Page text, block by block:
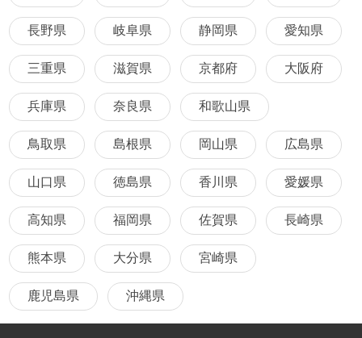
長野県 岐阜県 静岡県 愛知県
三重県 滋賀県 京都府 大阪府
兵庫県 奈良県 和歌山県
鳥取県 島根県 岡山県 広島県
山口県 徳島県 香川県 愛媛県
高知県 福岡県 佐賀県 長崎県
熊本県 大分県 宮崎県
鹿児島県 沖縄県